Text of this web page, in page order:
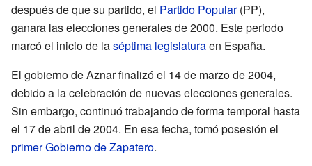
después de que su partido, el Partido Popular(PP),
ganara las elecciones generales de 2000. Este periodo
marcó el inicio de laséptima legislaturaen España.
El gobierno de Aznar finalizó el 14 de marzo de 2004,
debido a la celebración de nuevas elecciones generales.
Sin embargo, continuó trabajando de forma temporal hasta
el 17 de abril de 2004. En esa fecha, tomó posesión el
primer Gobierno de Zapatero.